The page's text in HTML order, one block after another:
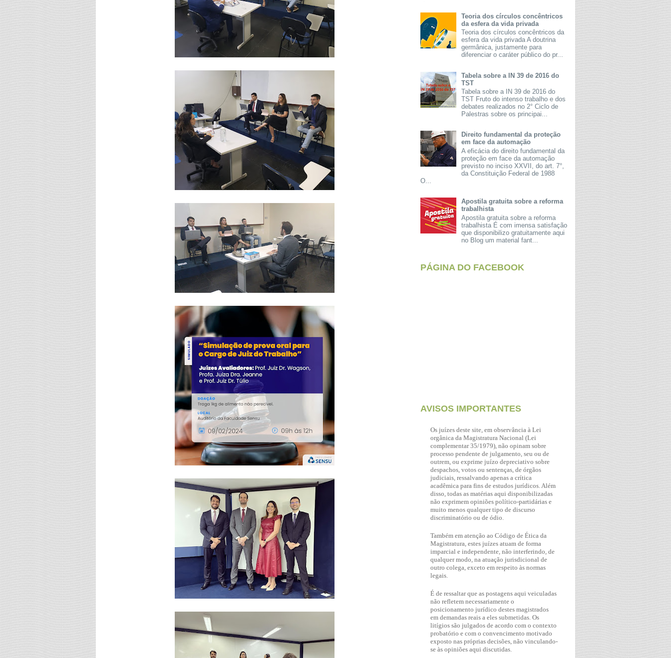
Teoria dos círculos concêntricos
da esfera da vida privada
Teoria dos círculos concêntricos da
esfera da vida privada A doutrina
germânica, justamente para
diferenciar o caráter público do pr...
Tabela sobre a IN 39 de 2016 do
TST
Tabela sobre a IN 39 de 2016 do
TST Fruto do intenso trabalho e dos
debates realizados no 2° Ciclo de
Palestras sobre os principai...
Direito fundamental da proteção
em face da automação
A eficácia do direito fundamental da
proteção em face da automação
previsto no inciso XXVII, do art. 7°,
da Constituição Federal de 1988
O...
Apostila gratuita sobre a reforma
trabalhista
Apostila gratuita sobre a reforma
trabalhista É com imensa satisfação
que disponibilizo gratuitamente aqui
no Blog um material fant...
PÁGINA DO FACEBOOK
AVISOS IMPORTANTES
Os juízes deste site, em observância à Lei
orgânica da Magistratura Nacional (Lei
complementar 35/1979), não opinam sobre
processo pendente de julgamento, seu ou de
outrem, ou exprime juízo depreciativo sobre
despachos, votos ou sentenças, de órgãos
judiciais, ressalvando apenas a crítica
acadêmica para fins de estudos jurídicos. Além
disso, todas as matérias aqui disponibilizadas
não exprimem opiniões político-partidárias e
muito menos qualquer tipo de discurso
discriminatório ou de ódio.
Também em atenção ao Código de Ética da
Magistratura, estes juízes atuam de forma
imparcial e independente, não interferindo, de
qualquer modo, na atuação jurisdicional de
outro colega, exceto em respeito às normas
legais.
É de ressaltar que as postagens aqui veiculadas
não refletem necessariamente o
posicionamento jurídico destes magistrados
em demandas reais a eles submetidas. Os
litígios são julgados de acordo com o contexto
probatório e com o convencimento motivado
exposto nas próprias decisões, não vinculando-
se às opiniões aqui discutidas.